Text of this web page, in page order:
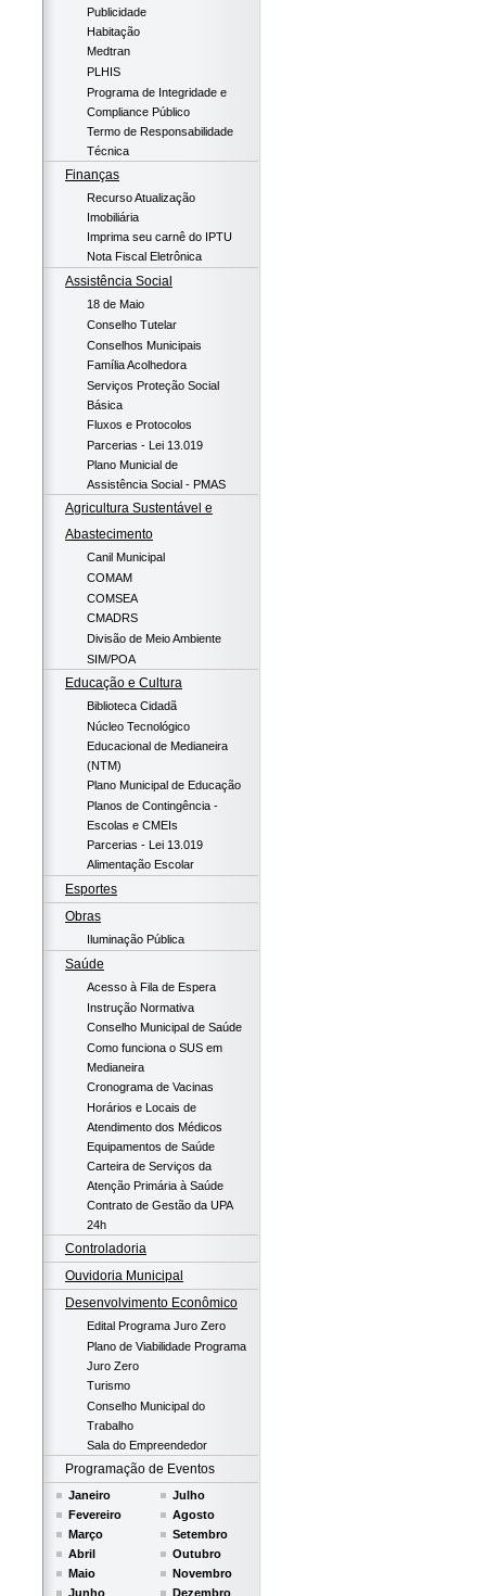
Publicidade
Habitação
Medtran
PLHIS
Programa de Integridade e
Compliance Público
Termo de Responsabilidade
Técnica
Finanças
Recurso Atualização
Imobiliária
Imprima seu carnê do IPTU
Nota Fiscal Eletrônica
Assistência Social
18 de Maio
Conselho Tutelar
Conselhos Municipais
Família Acolhedora
Serviços Proteção Social
Básica
Fluxos e Protocolos
Parcerias - Lei 13.019
Plano Municial de
Assistência Social - PMAS
Agricultura Sustentável e
Abastecimento
Canil Municipal
COMAM
COMSEA
CMADRS
Divisão de Meio Ambiente
SIM/POA
Educação e Cultura
Biblioteca Cidadã
Núcleo Tecnológico
Educacional de Medianeira
(NTM)
Plano Municipal de Educação
Planos de Contingência -
Escolas e CMEIs
Parcerias - Lei 13.019
Alimentação Escolar
Esportes
Obras
Iluminação Pública
Saúde
Acesso à Fila de Espera
Instrução Normativa
Conselho Municipal de Saúde
Como funciona o SUS em
Medianeira
Cronograma de Vacinas
Horários e Locais de
Atendimento dos Médicos
Equipamentos de Saúde
Carteira de Serviços da
Atenção Primária à Saúde
Contrato de Gestão da UPA
24h
Controladoria
Ouvidoria Municipal
Desenvolvimento Econômico
Edital Programa Juro Zero
Plano de Viabilidade Programa
Juro Zero
Turismo
Conselho Municipal do
Trabalho
Sala do Empreendedor
Programação de Eventos
Janeiro
Fevereiro
Março
Abril
Maio
Junho
Julho
Agosto
Setembro
Outubro
Novembro
Dezembro